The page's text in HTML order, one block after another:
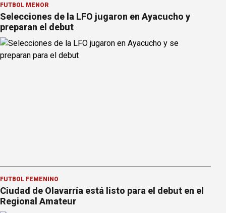
FÚTBOL MENOR
Selecciones de la LFO jugaron en Ayacucho y
preparan el debut
FÚTBOL FEMENINO
Ciudad de Olavarría está listo para el debut en el
Regional Amateur